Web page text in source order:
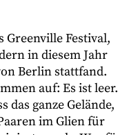
Greenville Festival,
in diesem Jahr
Berlin stattfand.
auf: Es ist leer.
das ganze Gelände,
im Glien für